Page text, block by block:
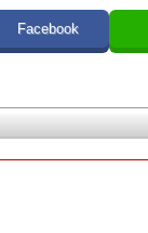
Facebook